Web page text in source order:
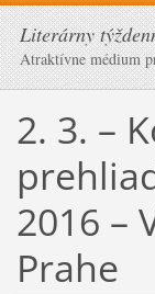
Literárny
Atraktívne médium
2. 3. –
2016 –
Prahe